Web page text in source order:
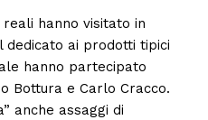
hanno visitato in
dedicato ai prodotti tipici
hanno partecipato
Bottura e Carlo Cracco.
anche assaggi di